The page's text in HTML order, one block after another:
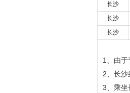
长沙
长沙
长沙
1、由于
2、长
3、乘坐